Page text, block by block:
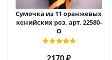
Сумочка из 11 оранжевых
кенийских роз. арт. 22580-
О